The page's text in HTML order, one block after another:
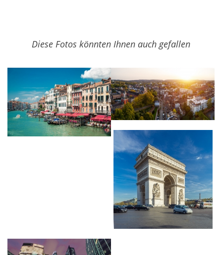
Diese Fotos könnten Ihnen auch gefallen